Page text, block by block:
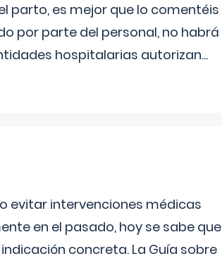
parto, es mejor que lo comentéis
por parte del personal, no habrá
hospitalarias autorizan...
evitar intervenciones médicas
en el pasado, hoy se sabe que
concreta. La Guía sobre